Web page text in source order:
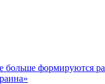
больше формируются